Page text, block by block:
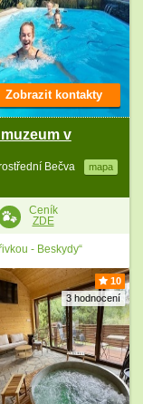
v
Bečva mapa
Zobrazit kontakty
Ceník
ZDE
- Beskydy“
10
3 hodnocení